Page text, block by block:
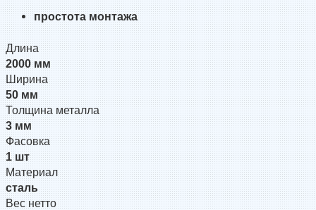
простота монтажа
Длина
2000 мм
Ширина
50 мм
Толщина металла
3 мм
Фасовка
1 шт
Материал
сталь
Вес нетто